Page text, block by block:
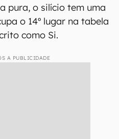
pura, o silício tem uma
o 14º lugar na tabela
como Si.
A PUBLICIDADE